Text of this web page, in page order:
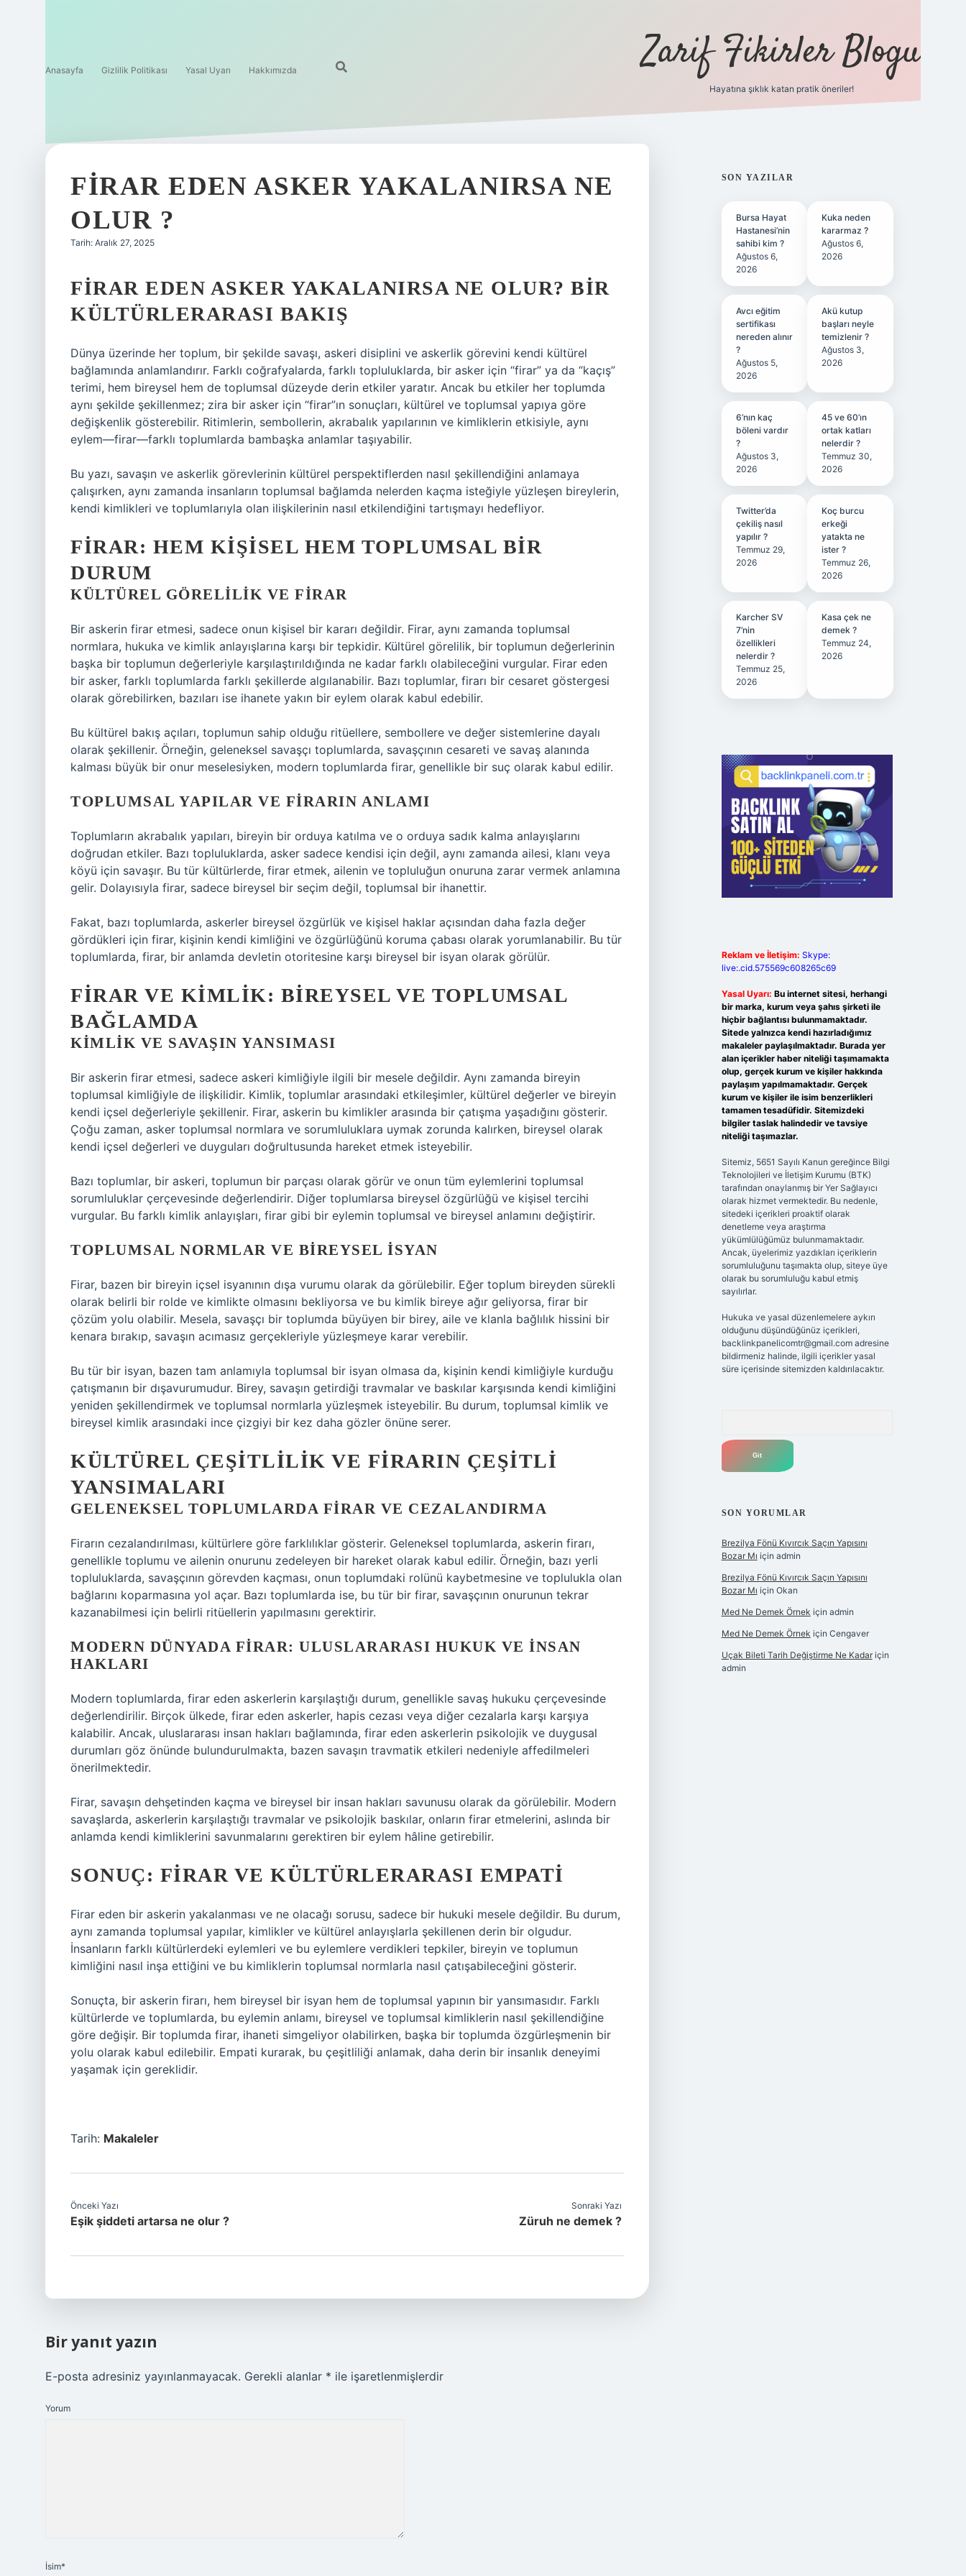
Anasayfa Gizlilik Politikası Yasal Uyarı Hakkımızda Zarif Fikirler Blogu
Hayatına şıklık katan pratik öneriler!
FIRAR EDEN ASKER YAKALANIRSA NE
OLUR ?
Tarih: Aralık 27, 2025
FIRAR EDEN ASKER YAKALANIRSA NE OLUR? BIR
KÜLTÜRLERARASI BAKIŞ
Dünya üzerinde her toplum, bir şekilde savaşı, askeri disiplini ve askerlik görevini kendi kültürel
bağlamında anlamlandırır. Farklı coğrafyalarda, farklı topluluklarda, bir asker için “firar” ya da “kaçış”
terimi, hem bireysel hem de toplumsal düzeyde derin etkiler yaratır. Ancak bu etkiler her toplumda
aynı şekilde şekillenmez; zira bir asker için “firar”ın sonuçları, kültürel ve toplumsal yapıya göre
değişkenlik gösterebilir. Ritimlerin, sembollerin, akrabalık yapılarının ve kimliklerin etkisiyle, aynı
eylem—firar—farklı toplumlarda bambaşka anlamlar taşıyabilir.
Bu yazı, savaşın ve askerlik görevlerinin kültürel perspektiflerden nasıl şekillendiğini anlamaya
çalışırken, aynı zamanda insanların toplumsal bağlamda nelerden kaçma isteğiyle yüzleşen bireylerin,
kendi kimlikleri ve toplumlarıyla olan ilişkilerinin nasıl etkilendiğini tartışmayı hedefliyor.
FIRAR: HEM KIŞISEL HEM TOPLUMSAL BIR
DURUM
KÜLTÜREL GÖRELILIK VE FIRAR
Bir askerin firar etmesi, sadece onun kişisel bir kararı değildir. Firar, aynı zamanda toplumsal
normlara, hukuka ve kimlik anlayışlarına karşı bir tepkidir. Kültürel görelilik, bir toplumun değerlerinin
başka bir toplumun değerleriyle karşılaştırıldığında ne kadar farklı olabileceğini vurgular. Firar eden
bir asker, farklı toplumlarda farklı şekillerde algılanabilir. Bazı toplumlar, firarı bir cesaret göstergesi
olarak görebilirken, bazıları ise ihanete yakın bir eylem olarak kabul edebilir.
Bu kültürel bakış açıları, toplumun sahip olduğu ritüellere, sembollere ve değer sistemlerine dayalı
olarak şekillenir. Örneğin, geleneksel savaşçı toplumlarda, savaşçının cesareti ve savaş alanında
kalması büyük bir onur meselesiyken, modern toplumlarda firar, genellikle bir suç olarak kabul edilir.
TOPLUMSAL YAPILAR VE FIRARIN ANLAMI
Toplumların akrabalık yapıları, bireyin bir orduya katılma ve o orduya sadık kalma anlayışlarını
doğrudan etkiler. Bazı topluluklarda, asker sadece kendisi için değil, aynı zamanda ailesi, klanı veya
köyü için savaşır. Bu tür kültürlerde, firar etmek, ailenin ve topluluğun onuruna zarar vermek anlamına
gelir. Dolayısıyla firar, sadece bireysel bir seçim değil, toplumsal bir ihanettir.
Fakat, bazı toplumlarda, askerler bireysel özgürlük ve kişisel haklar açısından daha fazla değer
gördükleri için firar, kişinin kendi kimliğini ve özgürlüğünü koruma çabası olarak yorumlanabilir. Bu tür
toplumlarda, firar, bir anlamda devletin otoritesine karşı bireysel bir isyan olarak görülür.
FIRAR VE KIMLIK: BIREYSEL VE TOPLUMSAL
BAĞLAMDA
KIMLIK VE SAVAŞIN YANSIMASI
Bir askerin firar etmesi, sadece askeri kimliğiyle ilgili bir mesele değildir. Aynı zamanda bireyin
toplumsal kimliğiyle de ilişkilidir. Kimlik, toplumlar arasındaki etkileşimler, kültürel değerler ve bireyin
kendi içsel değerleriyle şekillenir. Firar, askerin bu kimlikler arasında bir çatışma yaşadığını gösterir.
Çoğu zaman, asker toplumsal normlara ve sorumluluklara uymak zorunda kalırken, bireysel olarak
kendi içsel değerleri ve duyguları doğrultusunda hareket etmek isteyebilir.
Bazı toplumlar, bir askeri, toplumun bir parçası olarak görür ve onun tüm eylemlerini toplumsal
sorumluluklar çerçevesinde değerlendirir. Diğer toplumlarsa bireysel özgürlüğü ve kişisel tercihi
vurgular. Bu farklı kimlik anlayışları, firar gibi bir eylemin toplumsal ve bireysel anlamını değiştirir.
TOPLUMSAL NORMLAR VE BIREYSEL İSYAN
Firar, bazen bir bireyin içsel isyanının dışa vurumu olarak da görülebilir. Eğer toplum bireyden sürekli
olarak belirli bir rolde ve kimlikte olmasını bekliyorsa ve bu kimlik bireye ağır geliyorsa, firar bir
çözüm yolu olabilir. Mesela, savaşçı bir toplumda büyüyen bir birey, aile ve klanla bağlılık hissini bir
kenara bırakıp, savaşın acımasız gerçekleriyle yüzleşmeye karar verebilir.
Bu tür bir isyan, bazen tam anlamıyla toplumsal bir isyan olmasa da, kişinin kendi kimliğiyle kurduğu
çatışmanın bir dışavurumudur. Birey, savaşın getirdiği travmalar ve baskılar karşısında kendi kimliğini
yeniden şekillendirmek ve toplumsal normlarla yüzleşmek isteyebilir. Bu durum, toplumsal kimlik ve
bireysel kimlik arasındaki ince çizgiyi bir kez daha gözler önüne serer.
KÜLTÜREL ÇEŞITLILIK VE FIRARIN ÇEŞITLI
YANSIMALARI
GELENEKSEL TOPLUMLARDA FIRAR VE CEZALANDIRMA
Firarın cezalandırılması, kültürlere göre farklılıklar gösterir. Geleneksel toplumlarda, askerin firarı,
genellikle toplumu ve ailenin onurunu zedeleyen bir hareket olarak kabul edilir. Örneğin, bazı yerli
topluluklarda, savaşçının görevden kaçması, onun toplumdaki rolünü kaybetmesine ve toplulukla olan
bağlarını koparmasına yol açar. Bazı toplumlarda ise, bu tür bir firar, savaşçının onurunun tekrar
kazanabilmesi için belirli ritüellerin yapılmasını gerektirir.
MODERN DÜNYADA FIRAR: ULUSLARARASI HUKUK VE İNSAN
HAKLARI
Modern toplumlarda, firar eden askerlerin karşılaştığı durum, genellikle savaş hukuku çerçevesinde
değerlendirilir. Birçok ülkede, firar eden askerler, hapis cezası veya diğer cezalarla karşı karşıya
kalabilir. Ancak, uluslararası insan hakları bağlamında, firar eden askerlerin psikolojik ve duygusal
durumları göz önünde bulundurulmakta, bazen savaşın travmatik etkileri nedeniyle affedilmeleri
önerilmektedir.
Firar, savaşın dehşetinden kaçma ve bireysel bir insan hakları savunusu olarak da görülebilir. Modern
savaşlarda, askerlerin karşılaştığı travmalar ve psikolojik baskılar, onların firar etmelerini, aslında bir
anlamda kendi kimliklerini savunmalarını gerektiren bir eylem hâline getirebilir.
SONUÇ: FIRAR VE KÜLTÜRLERARASI EMPATI
Firar eden bir askerin yakalanması ve ne olacağı sorusu, sadece bir hukuki mesele değildir. Bu durum,
aynı zamanda toplumsal yapılar, kimlikler ve kültürel anlayışlarla şekillenen derin bir olgudur.
İnsanların farklı kültürlerdeki eylemleri ve bu eylemlere verdikleri tepkiler, bireyin ve toplumun
kimliğini nasıl inşa ettiğini ve bu kimliklerin toplumsal normlarla nasıl çatışabileceğini gösterir.
Sonuçta, bir askerin firarı, hem bireysel bir isyan hem de toplumsal yapının bir yansımasıdır. Farklı
kültürlerde ve toplumlarda, bu eylemin anlamı, bireysel ve toplumsal kimliklerin nasıl şekillendiğine
göre değişir. Bir toplumda firar, ihaneti simgeliyor olabilirken, başka bir toplumda özgürleşmenin bir
yolu olarak kabul edilebilir. Empati kurarak, bu çeşitliliği anlamak, daha derin bir insanlık deneyimi
yaşamak için gereklidir.
Tarih: Makaleler
Önceki Yazı
Eşik şiddeti artarsa ne olur ?
Sonraki Yazı
Züruh ne demek ?
Bir yanıt yazın
E-posta adresiniz yayınlanmayacak. Gerekli alanlar * ile işaretlenmişlerdir
Yorum
İsim*
SIDEBAR
SON YAZILAR
Bursa Hayat
Hastanesi’nin
sahibi kim ?
Ağustos 6,
2026
Kuka neden
kararmaz ?
Ağustos 6,
2026
Avcı eğitim
sertifikası
nereden alınır
?
Ağustos 5,
2026
Akü kutup
başları neyle
temizlenir ?
Ağustos 3,
2026
6’nın kaç
böleni vardır
?
Ağustos 3,
2026
45 ve 60’ın
ortak katları
nelerdir ?
Temmuz 30,
2026
Twitter’da
çekiliş nasıl
yapılır ?
Temmuz 29,
2026
Koç burcu
erkeği
yatakta ne
ister ?
Temmuz 26,
2026
Karcher SV
7’nin
özellikleri
nelerdir ?
Temmuz 25,
2026
Kasa çek ne
demek ?
Temmuz 24,
2026
Reklam ve İletişim: Skype:
live:.cid.575569c608265c69
Yasal Uyarı: Bu internet sitesi, herhangi
bir marka, kurum veya şahıs şirketi ile
hiçbir bağlantısı bulunmamaktadır.
Sitede yalnızca kendi hazırladığımız
makaleler paylaşılmaktadır. Burada yer
alan içerikler haber niteliği taşımamakta
olup, gerçek kurum ve kişiler hakkında
paylaşım yapılmamaktadır. Gerçek
kurum ve kişiler ile isim benzerlikleri
tamamen tesadüfidir. Sitemizdeki
bilgiler taslak halindedir ve tavsiye
niteliği taşımazlar.
Sitemiz, 5651 Sayılı Kanun gereğince Bilgi
Teknolojileri ve İletişim Kurumu (BTK)
tarafından onaylanmış bir Yer Sağlayıcı
olarak hizmet vermektedir. Bu nedenle,
sitedeki içerikleri proaktif olarak
denetleme veya araştırma
yükümlülüğümüz bulunmamaktadır.
Ancak, üyelerimiz yazdıkları içeriklerin
sorumluluğunu taşımakta olup, siteye üye
olarak bu sorumluluğu kabul etmiş
sayılırlar.
Hukuka ve yasal düzenlemelere aykırı
olduğunu düşündüğünüz içerikleri,
backlinkpanelicomtr@gmail.comadresine
bildirmeniz halinde, ilgili içerikler yasal
süre içerisinde sitemizden kaldırılacaktır.
SON YORUMLAR
Brezilya Fönü Kıvırcık Saçın Yapısını
Bozar Mı için admin
Brezilya Fönü Kıvırcık Saçın Yapısını
Bozar Mı için Okan
Med Ne Demek Örnek için admin
Med Ne Demek Örnek için Cengaver
Uçak Bileti Tarih Değiştirme Ne Kadariçin
admin